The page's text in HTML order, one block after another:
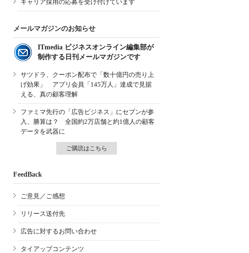
キャリア採用の応募を受け付けています
メールマガジンのお知らせ
ITmedia ビジネスオンライン編集部が
制作する日刊メールマガジンです
サツドラ、クーポン配布で「数十億円の売り上
げ効果」 アプリ会員「145万人」達成で見据
える、真の顧客理解
ファミマ先行の「広告ビジネス」にセブンが参
入、勝算は？ 全国約2万店舗と約1億人の顧客
データを武器に
ご購読はこちら
FeedBack
ご意見／ご感想
リリース送付先
広告に対するお問い合わせ
タイアップコンテンツ